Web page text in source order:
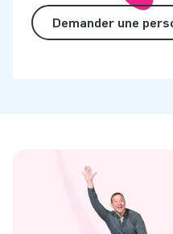
Demander une